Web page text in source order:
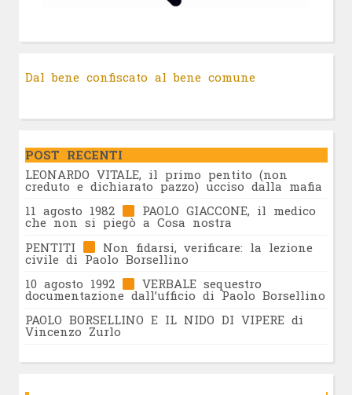
Dal bene confiscato al bene comune
POST RECENTI
LEONARDO VITALE, il primo pentito (non
creduto e dichiarato pazzo) ucciso dalla mafia
11 agosto 1982
PAOLO GIACCONE, il medico
che non si piegò a Cosa nostra
PENTITI
Non fidarsi, verificare: la lezione
civile di Paolo Borsellino
10 agosto 1992
VERBALE sequestro
documentazione dall’ufficio di Paolo Borsellino
PAOLO BORSELLINO E IL NIDO DI VIPERE di
Vincenzo Zurlo